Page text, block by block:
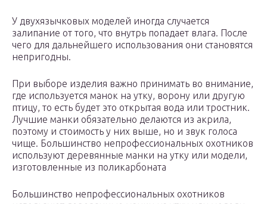
У двухязычковых моделей иногда случается
залипание от того, что внутрь попадает влага. После
чего для дальнейшего использования они становятся
непригодны.
При выборе изделия важно принимать во внимание,
где используется манок на утку, ворону или другую
птицу, то есть будет это открытая вода или тростник.
Лучшие манки обязательно делаются из акрила,
поэтому и стоимость у них выше, но и звук голоса
чище. Большинство непрофессиональных охотников
используют деревянные манки на утку или модели,
изготовленные из поликарбоната
Большинство непрофессиональных охотников